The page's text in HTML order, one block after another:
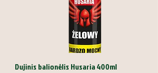
Dujinis balionėlis Husaria 400ml